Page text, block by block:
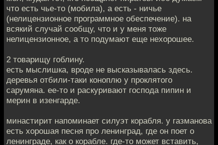
что есть чье-то (мобила), а есть - ничье
(нелицензионное программное обеспечение). на
всякий случай сообщу, что и у меня тоже
нелицензионное, а то подумают еще нехорошее.
2 товарищу гоблину.
есть мыслишка, вроде не высказывалась здесь.
деревья отбили-таки коноплю у проклятого
сарумяна. ее-то и раскуривают господа пипин и
мерин в изенгарде.
минастирит напоминает силуэт корабля. у газманова
есть хорошая песня про ленинград, где он поет о
ленинграде, как о корабле. где-то может вставить,